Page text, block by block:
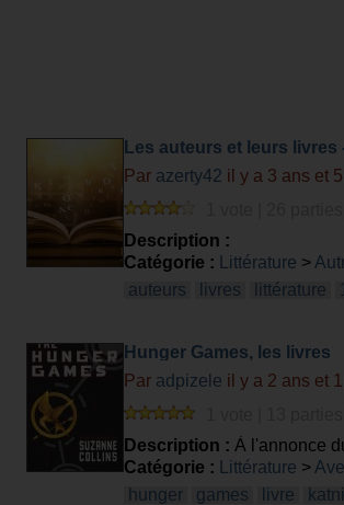
Les auteurs et leurs livres
Par azerty42 il y a 3 ans et
Description :
Catégorie :
Littérature >
auteurs
livres littérature
Hunger Games, les livres
Par adpizele il y a 2 ans et
Description : À l'annonce
populaire de Susan Collins.
Catégorie : Littérature >
hunger
games livre